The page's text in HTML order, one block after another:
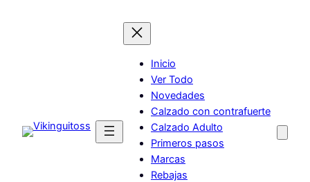
Inicio
Ver Todo
Novedades
Calzado con contrafuerte
Calzado Adulto
Primeros pasos
Marcas
Rebajas